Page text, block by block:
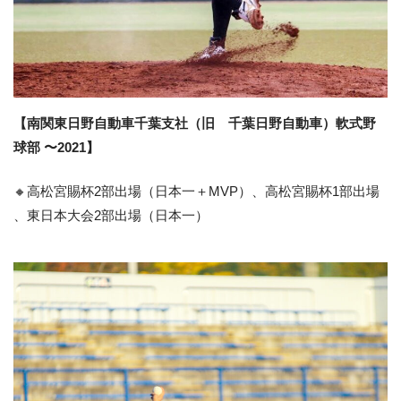
【南関東日野自動車千葉支社（旧 千葉日野自動車）軟式野
球部 〜2021】
🔸高松宮賜杯2部出場（日本一＋MVP）、高松宮賜杯1部出場
、東日本大会2部出場（日本一）